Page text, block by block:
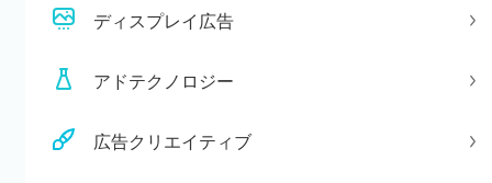
ディスプレイ広告
アドテクノロジー
広告クリエイティブ